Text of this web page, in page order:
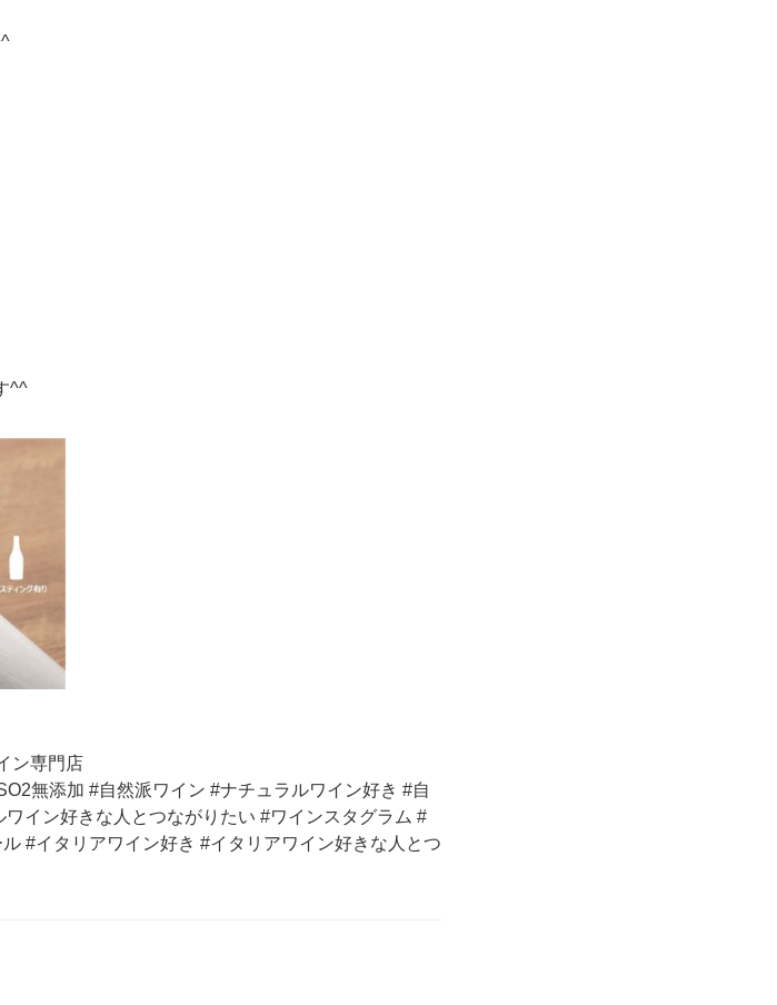
^^
ン専門店
無添加 #自然派ワイン #ナチュラルワイン好き #自
イン好きな人とつながりたい #ワインスタグラム #
#イタリアワイン好き #イタリアワイン好きな人とつ